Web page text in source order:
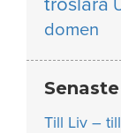
domen
Till Liv –